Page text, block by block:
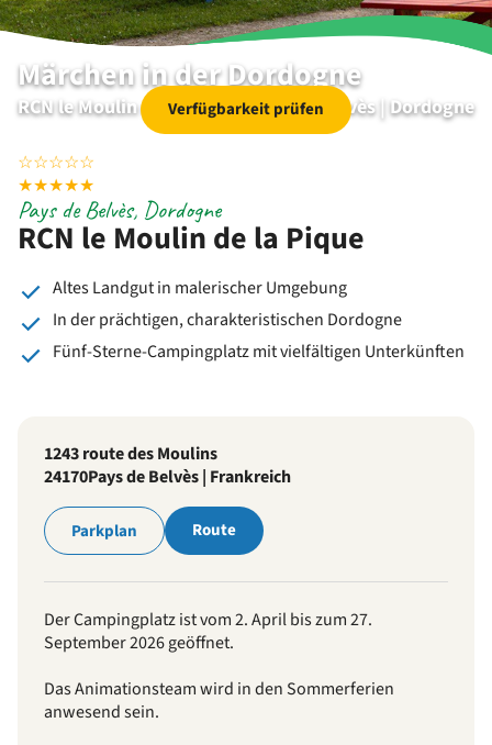
Märchen in der Dordogne
RCN le Moulin de la Pique | Pays de Belvès | Dordogne
Verfügbarkeit prüfen
☆☆☆☆☆
★★★★★
RCN le Moulin de la Pique
Pays de Belvès, Dordogne
Altes Landgut in malerischer Umgebung
In der prächtigen, charakteristischen Dordogne
Fünf-Sterne-Campingplatz mit vielfältigen Unterkünften
1243 route des Moulins
24170Pays de Belvès | Frankreich
Parkplan Route
Der Campingplatz ist vom 2. April bis zum 27.
September 2026 geöffnet.
Das Animationsteam wird in den Sommerferien
anwesend sein.